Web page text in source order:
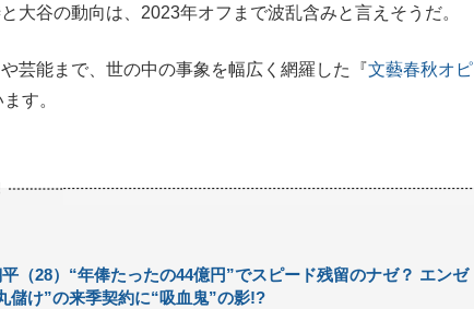
谷の動向は、2023年オフまで波乱含みと言えそうだ。
芸能まで、世の中の事象を幅広く網羅した『文藝春秋オピ
す。
（28）“年俸たったの44億円”でスピード残留のナゼ？ エンゼ
儲け”の来季契約に“吸血鬼”の影!?